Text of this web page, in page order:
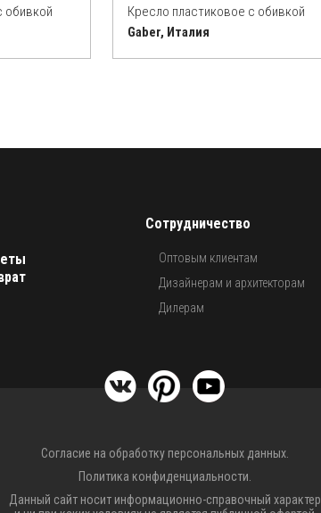
обивкой
Кресло пластиковое с обивкой
Gaber, Италия
Сотрудничество
Оптовым клиентам
Дизайнерам и архитекторам
Дилерам
Согласие на обработку персональных данных.
Политика конфиденциальности.
Данный сайт носит информационно-справочный характер